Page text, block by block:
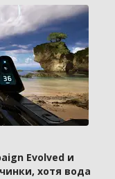
Evolved и
хотя вода